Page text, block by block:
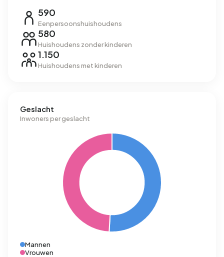
590
Eenpersoonshuishoudens
580
Huishoudens zonder kinderen
1.150
Huishoudens met kinderen
Geslacht
Inwoners per geslacht
Mannen
Vrouwen